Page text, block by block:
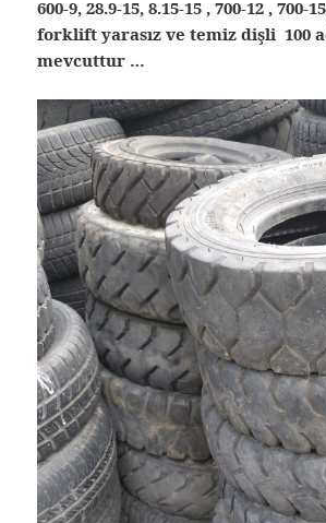
600-9, 28.9-15, 8.15-15 , 700-12 , 700-
forklift yarasız ve temiz dişli 100
mevcuttur …